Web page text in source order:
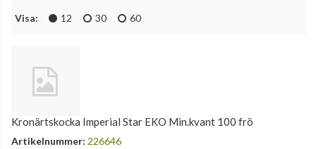
Visa: 12 30 60
Kronärtskocka Imperial Star EKO Min.kvant 100 frö
Artikelnummer: 226646